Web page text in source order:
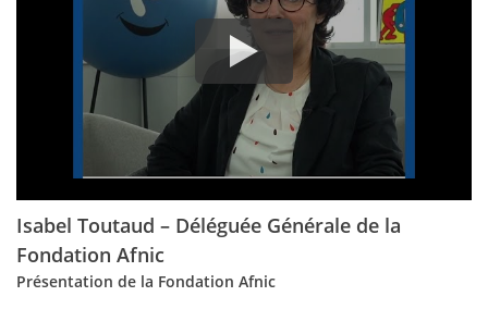
Isabel Toutaud – Déléguée Générale de la
Fondation Afnic
Présentation de la Fondation Afnic